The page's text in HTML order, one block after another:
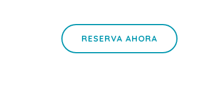
RESERVA AHORA